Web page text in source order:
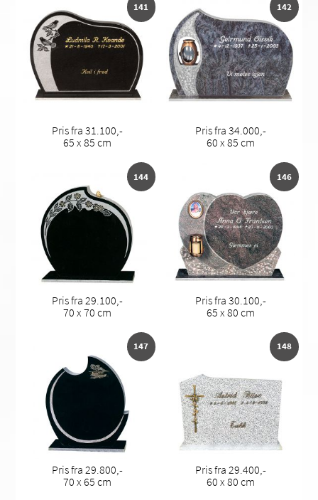
141
Pris fra 31.100,-
65 x 85 cm
142
Pris fra 34.000,-
60 x 85 cm
144
Pris fra 29.100,-
70 x 70 cm
146
Pris fra 30.100,-
65 x 80 cm
147
Pris fra 29.800,-
70 x 65 cm
148
Pris fra 29.400,-
60 x 80 cm